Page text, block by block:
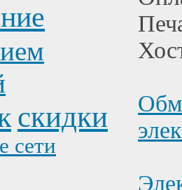
скидки
сети